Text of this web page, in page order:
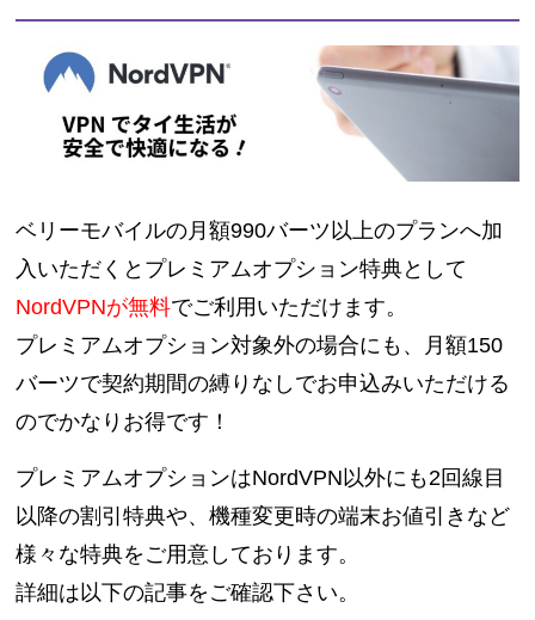
ベリーモバイルの月額990バーツ以上のプランへ加
入いただくとプレミアムオプション特典として
NordVPNが無料でご利用いただけます。
プレミアムオプション対象外の場合にも、月額150
バーツで契約期間の縛りなしでお申込みいただける
のでかなりお得です！
プレミアムオプションはNordVPN以外にも2回線目
以降の割引特典や、機種変更時の端末お値引きなど
様々な特典をご用意しております。
詳細は以下の記事をご確認下さい。